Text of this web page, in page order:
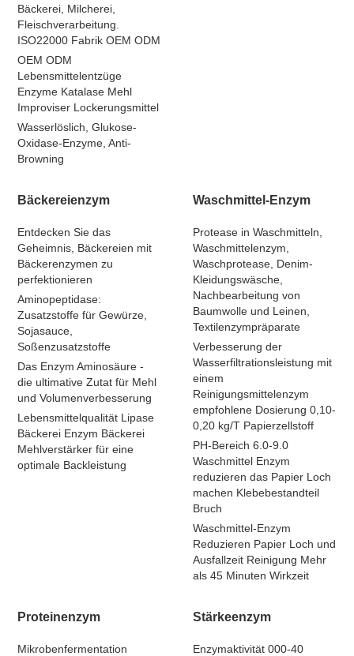
Bäckerei, Milcherei,
Fleischverarbeitung.
ISO22000 Fabrik OEM ODM
OEM ODM
Lebensmittelentzüge
Enzyme Katalase Mehl
Improviser Lockerungsmittel
Wasserlöslich, Glukose-
Oxidase-Enzyme, Anti-
Browning
Bäckereienzym
Entdecken Sie das
Geheimnis, Bäckereien mit
Bäckerenzymen zu
perfektionieren
Aminopeptidase:
Zusatzstoffe für Gewürze,
Sojasauce,
Soßenzusatzstoffe
Das Enzym Aminosäure -
die ultimative Zutat für Mehl
und Volumenverbesserung
Lebensmittelqualität Lipase
Bäckerei Enzym Bäckerei
Mehlverstärker für eine
optimale Backleistung
Waschmittel-Enzym
Protease in Waschmitteln,
Waschmittelenzym,
Waschprotease, Denim-
Kleidungswäsche,
Nachbearbeitung von
Baumwolle und Leinen,
Textilenzympräparate
Verbesserung der
Wasserfiltrationsleistung mit
einem
Reinigungsmittelenzym
empfohlene Dosierung 0,10-
0,20 kg/T Papierzellstoff
PH-Bereich 6.0-9.0
Waschmittel Enzym
reduzieren das Papier Loch
machen Klebebestandteil
Bruch
Waschmittel-Enzym
Reduzieren Papier Loch und
Ausfallzeit Reinigung Mehr
als 45 Minuten Wirkzeit
Proteinenzym
Mikrobenfermentation
Stärkeenzym
Enzymaktivität 000-40